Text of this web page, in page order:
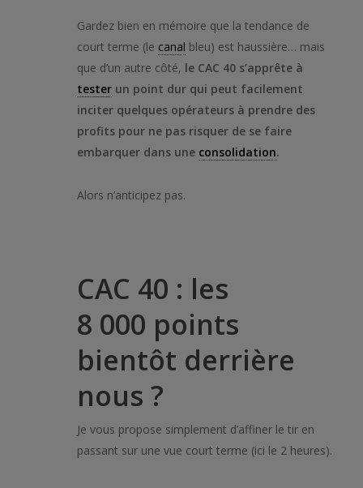
Gardez bien en mémoire que la tendance de
court terme (le canal bleu) est haussière… mais
que d’un autre côté, le CAC 40 s’apprête à
tester un point dur qui peut facilement
inciter quelques opérateurs à prendre des
profits pour ne pas risquer de se faire
embarquer dans une consolidation.
Alors n’anticipez pas.
CAC 40 : les
8 000 points
bientôt derrière
nous ?
Je vous propose simplement d’affiner le tir en
passant sur une vue court terme (ici le 2 heures).